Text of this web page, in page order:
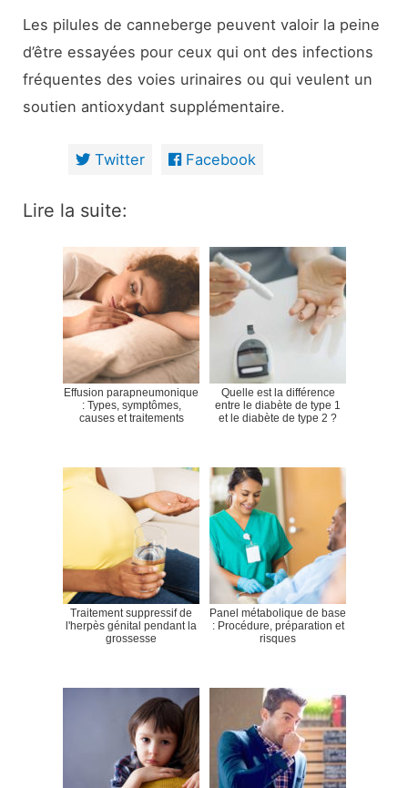
Les pilules de canneberge peuvent valoir la peine
d’être essayées pour ceux qui ont des infections
fréquentes des voies urinaires ou qui veulent un
soutien antioxydant supplémentaire.
Twitter Facebook
Lire la suite:
Effusion parapneumonique
: Types, symptômes,
causes et traitements
Quelle est la différence
entre le diabète de type 1
et le diabète de type 2 ?
Traitement suppressif de
l'herpès génital pendant la
grossesse
Panel métabolique de base
: Procédure, préparation et
risques